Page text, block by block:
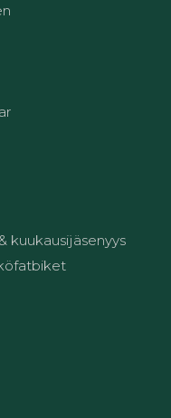
kuukausijäsenyys